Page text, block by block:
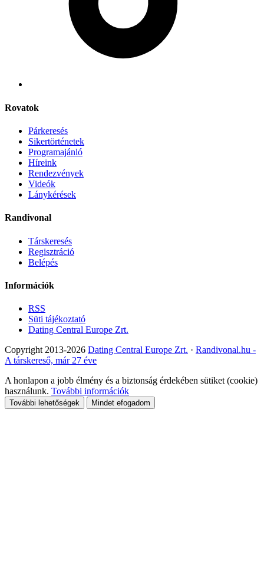
Rovatok
Párkeresés
Sikertörténetek
Programajánló
Híreink
Rendezvények
Videók
Lánykérések
Randivonal
Társkeresés
Regisztráció
Belépés
Információk
RSS
Süti tájékoztató
Dating Central Europe Zrt.
Copyright 2013-2026 Dating Central Europe Zrt. · Randivonal.hu -
A társkereső, már 27 éve
A honlapon a jobb élmény és a biztonság érdekében sütiket (cookie)
használunk. További információk
További lehetőségek Mindet efogadom